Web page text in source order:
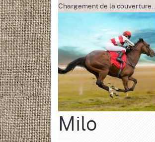
Chargement de la
Milo